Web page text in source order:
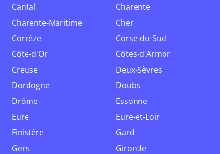
Cantal
Charente
Charente-Maritime
Cher
Corrèze
Corse-du-Sud
Côte-d'Or
Côtes-d'Armor
Creuse
Deux-Sèvres
Dordogne
Doubs
Drôme
Essonne
Eure
Eure-et-Loir
Finistère
Gard
Gers
Gironde